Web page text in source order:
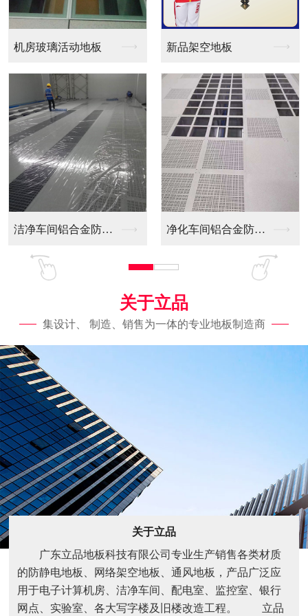
新品架空地板
全铝防静电地板
关于立品
集设计、 制造、销售为一体的专业地板制造商
关于立品
广东立品地板科技有限公司专业生产销售各类材质
的防静电地板、网络架空地板、通风地板，产品广泛应
用于电子计算机房、洁净车间、配电室、监控室、银行
网点、实验室、各大写字楼及旧楼改造工程。 立品